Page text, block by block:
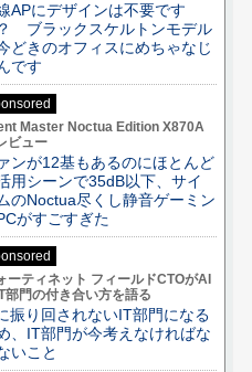
APにデザインは不要です
ブラックスケルトンモデル
どきのオフィスにめちゃなじ
です
Master Noctua Edition X870A
ビュー
ンが12基もあるのにほとんど
用シーンで35dB以下、サイ
のNoctua尽くし静音ゲーミン
がすごすぎた
ーティネット フィールドCTOがAI
部門の付き合い方を語る
振り回されないIT部門になる
、IT部門が今考えなければな
いこと